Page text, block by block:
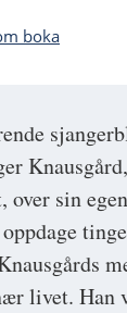
over sin
livet. Han
boka